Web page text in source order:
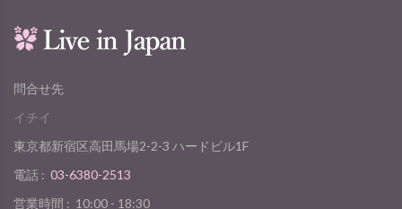
問合せ先
イチイ
東京都新宿区高田馬場2-2-3 ハードビル1F
電話 : 03-6380-2513
営業時間 : 10:00 - 18:30